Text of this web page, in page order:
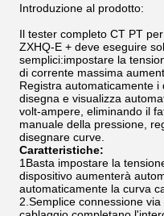
Introduzione al prodotto:
Il tester completo CT PT
ZXHQ-E + deve eseguire
semplici:impostare la
di corrente massima
Registra automaticamente
disegna e visualizza
volt-ampere, eliminando il
manuale della pressione,
disegnare curve.
Caratteristiche:
1Basta impostare la
dispositivo aumenterà
automaticamente la curva
2.Semplice connessione